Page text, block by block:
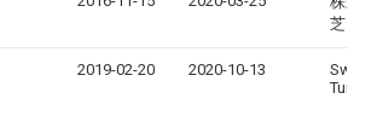
芝
2019-02-20 2020-10-13